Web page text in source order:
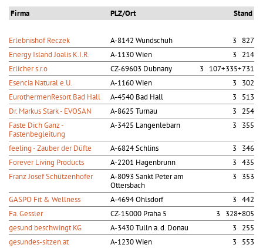
Firma PLZ/Ort Stand
Erlebnishof Reczek A-8142 Wundschuh
3 827
Energy Island Joalis K.I.R.
A-1130 Wien
3 214
Erlicher s.r.o
CZ-69603 Dubnany
3 107+335+731
Esencia Natural e.U.
A-1160 Wien
3 302
EurothermenResort Bad Hall
A-4540 Bad Hall
3 513
Dr. Markus Stark - EVOSAN
A-8625 Turnau
3 254
Faste Dich Ganz -
Fastenbegleitung
A-3425 Langenlebarn 3 355
feeling - Zauber der Düfte A-6824 Schlins
3 346
Forever Living Products
A-2201 Hagenbrunn
3 435
Franz Josef Schützenhofer
A-8093 Sankt Peter am
Ottersbach
3 353
GASPO Fit & Wellness A-4694 Ohlsdorf
3 442
Fa. Gessler
CZ-15000 Praha 5
3 328+805
gesund beschwingt KG
A-3430 Tulln a. d. Donau
3 255
gesundes-sitzen.at
A-1230 Wien
3 553